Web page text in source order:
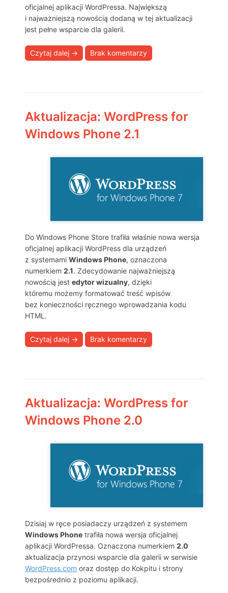
oficjalnej aplikacji WordPressa. Największą
i najważniejszą nowością dodaną w tej aktualizacji
jest pełne wsparcie dla galerii.
Czytaj dalej → Brak komentarzy
Aktualizacja: WordPress for
Windows Phone 2.1
Do Windows Phone Store trafiła właśnie nowa wersja
oficjalnej aplikacji WordPress dla urządzeń
z systemami Windows Phone, oznaczona
numerkiem 2.1. Zdecydowanie najważniejszą
nowością jest edytor wizualny, dzięki
któremu możemy formatować treść wpisów
bez konieczności ręcznego wprowadzania kodu
HTML.
Czytaj dalej → Brak komentarzy
Aktualizacja: WordPress for
Windows Phone 2.0
Dzisiaj w ręce posiadaczy urządzeń z systemem
Windows Phone trafiła nowa wersja oficjalnej
aplikacji WordPressa. Oznaczona numerkiem 2.0
aktualizacja przynosi wsparcie dla galerii w serwisie
WordPress.com oraz dostęp do Kokpitu i strony
bezpośrednio z poziomu aplikacji.